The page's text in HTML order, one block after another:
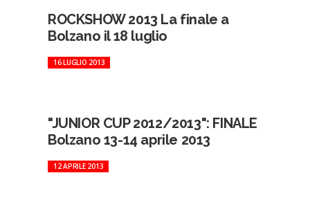
ROCKSHOW 2013 La finale a
Bolzano il 18 luglio
16 LUGLIO 2013
"JUNIOR CUP 2012/2013": FINALE
Bolzano 13-14 aprile 2013
12 APRILE 2013